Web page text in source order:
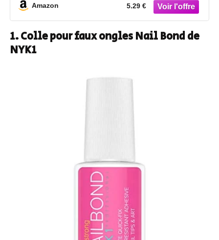
Amazon 5.29 €
1. Colle pour faux ongles Nail Bond de
NYK1